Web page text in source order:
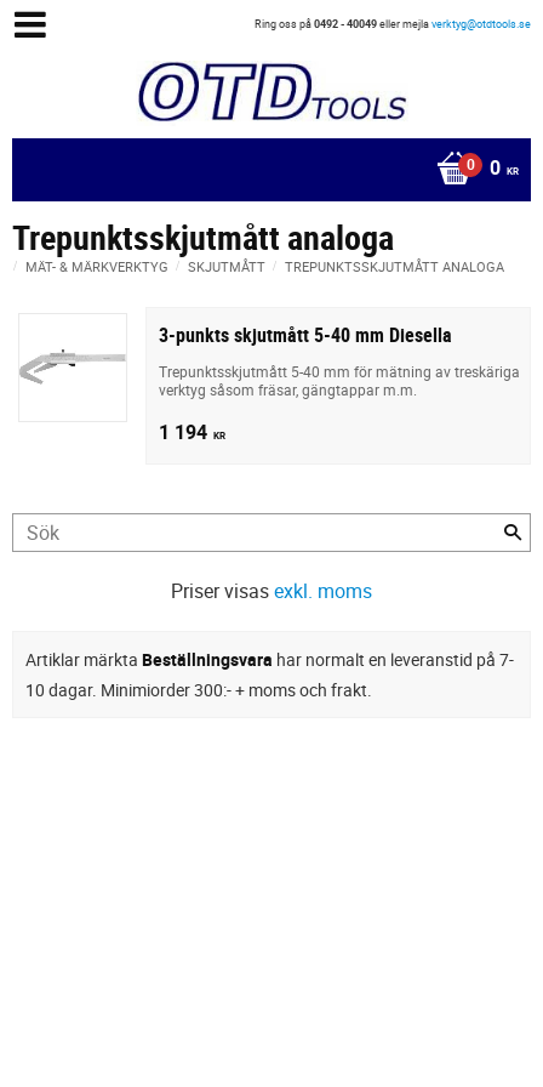
Ring oss på0492 - 40049eller mejlaverktyg@otdtools.se
0 KR
Trepunktsskjutmått analoga
MÄT- & MÄRKVERKTYG SKJUTMÅTT TREPUNKTSSKJUTMÅTT ANALOGA
3-punkts skjutmått 5-40 mm Diesella
Trepunktsskjutmått 5-40 mm för mätning av treskäriga
verktyg såsom fräsar, gängtappar m.m.
1 194 KR
Priser visasexkl. moms
Artiklar märkta Beställningsvara har normalt en leveranstid på 7-
10 dagar. Minimiorder 300:- + moms och frakt.